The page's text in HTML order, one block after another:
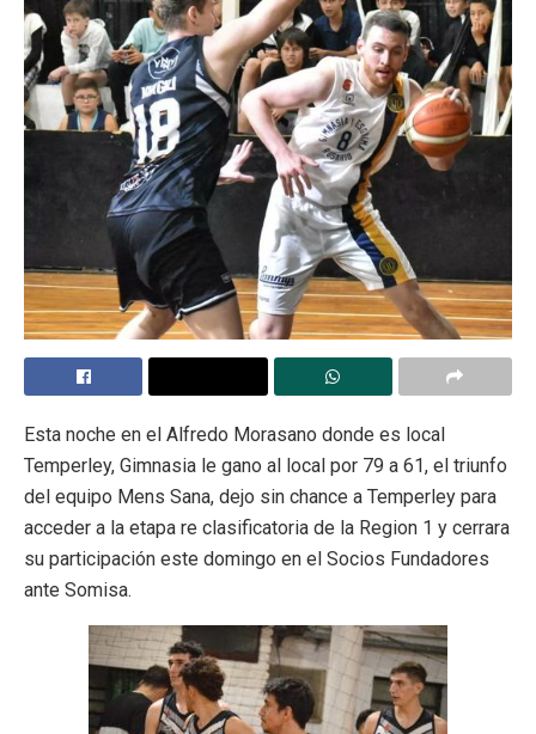
Esta noche en el Alfredo Morasano donde es local
Temperley, Gimnasia le gano al local por 79 a 61, el triunfo
del equipo Mens Sana, dejo sin chance a Temperley para
acceder a la etapa re clasificatoria de la Region 1 y cerrara
su participación este domingo en el Socios Fundadores
ante Somisa.